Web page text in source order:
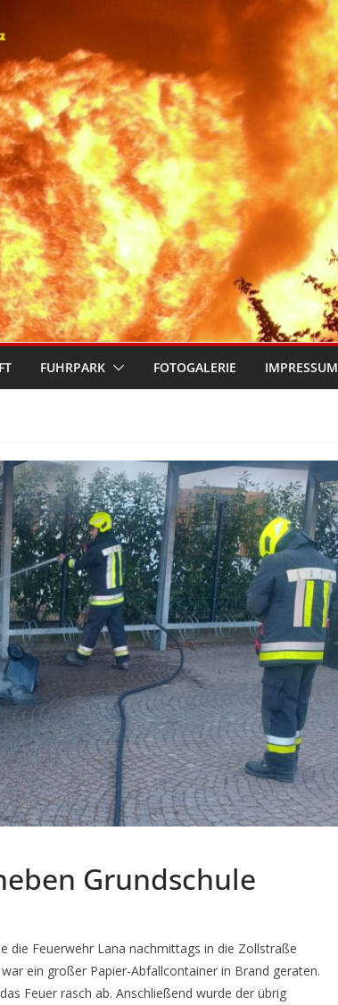
FUHRPARK FOTOGALERIE IMPRESSUM
Grundschule
die Feuerwehr Lana nachmittags in die Zollstraße
ein großer Papier-Abfallcontainer in Brand geraten.
Feuer rasch ab. Anschließend wurde der übrig